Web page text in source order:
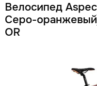
Велосипед
Серо-
OR